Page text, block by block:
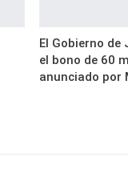
El Gobierno de
el bono de 60
anunciado por